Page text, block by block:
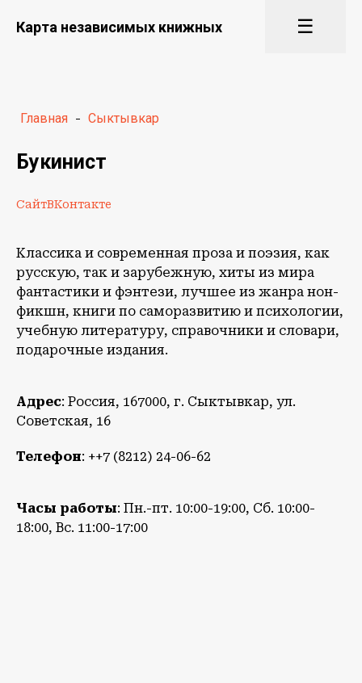
Карта независимых книжных ☰
Главная - Сыктывкар
Букинист
СайтВКонтакте
Классика и современная проза и поэзия, как
русскую, так и зарубежную, хиты из мира
фантастики и фэнтези, лучшее из жанра нон-
фикшн, книги по саморазвитию и психологии,
учебную литературу, справочники и словари,
подарочные издания.
Адрес: Россия, 167000, г. Сыктывкар, ул.
Советская, 16
Телефон: ++7 (8212) 24-06-62
Часы работы: Пн.-пт. 10:00-19:00, Сб. 10:00-
18:00, Вс. 11:00-17:00